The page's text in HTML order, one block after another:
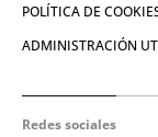
POLÍTICA DE
ADMINISTRACIÓN
Redes sociales